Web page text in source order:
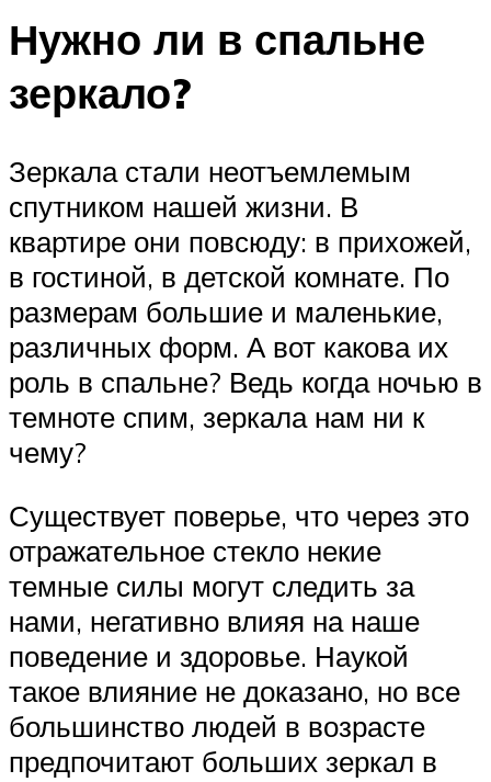
Нужно ли в спальне
зеркало?
Зеркала стали неотъемлемым
спутником нашей жизни. В
квартире они повсюду: в прихожей,
в гостиной, в детской комнате. По
размерам большие и маленькие,
различных форм. А вот какова их
роль в спальне? Ведь когда ночью в
темноте спим, зеркала нам ни к
чему?
Существует поверье, что через это
отражательное стекло некие
темные силы могут следить за
нами, негативно влияя на наше
поведение и здоровье. Наукой
такое влияние не доказано, но все
большинство людей в возрасте
предпочитают больших зеркал в